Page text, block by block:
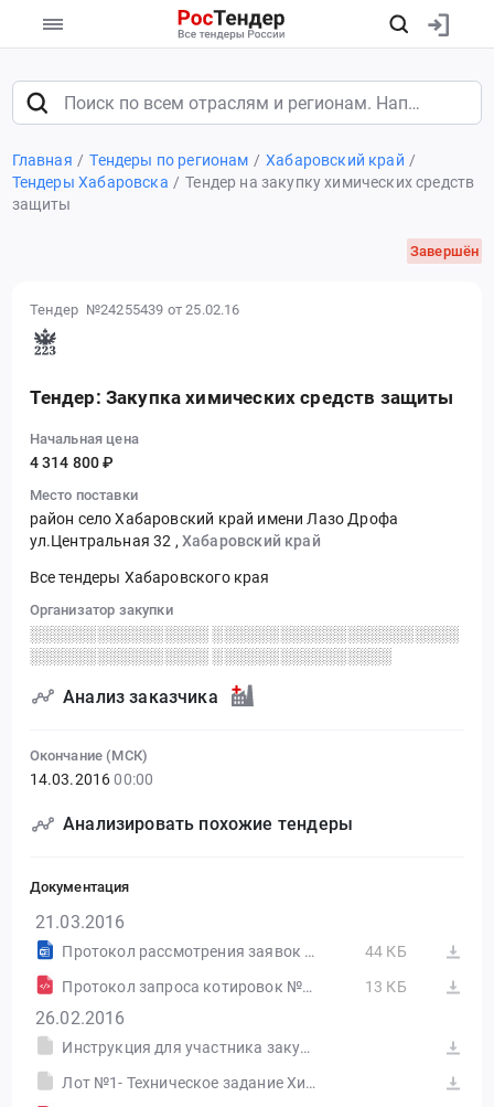
Главная Тендеры по регионам
Хабаровский край
Тендеры Хабаровска
Тендер на закупку химических средств
защиты
Завершён
Тендер №24255439 от 25.02.16
Тендер: Закупка химических средств защиты
Начальная цена
4 314 800 ₽
Место поставки
район село Хабаровский край имени Лазо Дрофа
ул.Центральная 32 , Хабаровский край
Все тендеры Хабаровского края
Организатор закупки
░░░░░░░░░░░░░░░░ ░░░░░░░░░░░░░░░░░░░░░░
░░░░░░░░░░░░░░░░ ░░░░░░░░░░░░░░░░
Анализ заказчика
Окончание (МСК)
14.03.2016 00:00
Анализировать похожие тендеры
Документация
21.03.2016
Протокол рассмотрения заявок от 15.03.16г.
44 КБ
Протокол запроса котировок №31603357875-01
13 КБ
26.02.2016
Инструкция для участника закупки АО Хорское
Лот №1- Техническое задание Хим. средства 2016